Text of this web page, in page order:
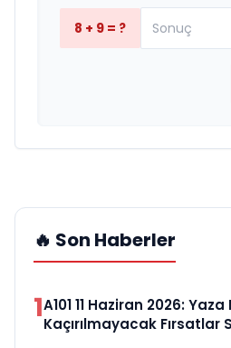
8 + 9 = ?
🔥 Son Haberler
1A101 11 Haziran 2026:
Kaçırılmayacak Fırsatlar